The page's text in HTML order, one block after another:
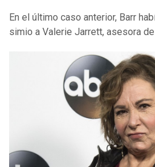
En el último caso anterior, Barr
simio a Valerie Jarrett, asesora